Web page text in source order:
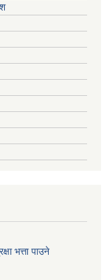
भत्ता पाउने